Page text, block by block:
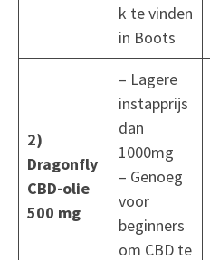
k te vinden
in Boots
2)
Dragonfly
CBD-olie
500 mg
– Lagere
instapprijs
dan
1000mg
– Genoeg
voor
beginners
om CBD te